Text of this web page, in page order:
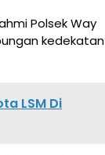
Polsek Way
kedekatan
LSM Di